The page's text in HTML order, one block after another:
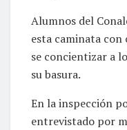
Alumnos del
esta caminata
se concientizar a
su basura.
En la inspección
entrevistado por